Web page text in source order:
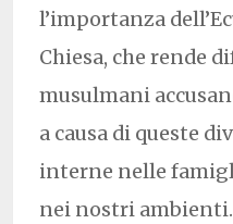
l’importanza
Chiesa, che rende
musulmani
a causa di queste
interne nelle
nei nostri